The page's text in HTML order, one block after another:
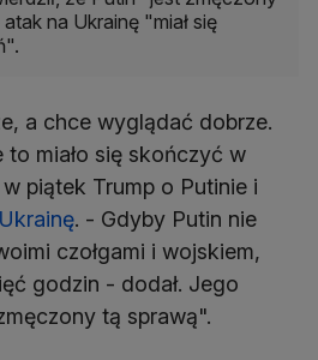
na Ukrainę "miał się
a chce wyglądać dobrze.
to miało się skończyć w
piątek Trump o Putinie i
Ukrainę. - Gdyby Putin nie
czołgami i wojskiem,
godzin - dodał. Jego
tą sprawą".